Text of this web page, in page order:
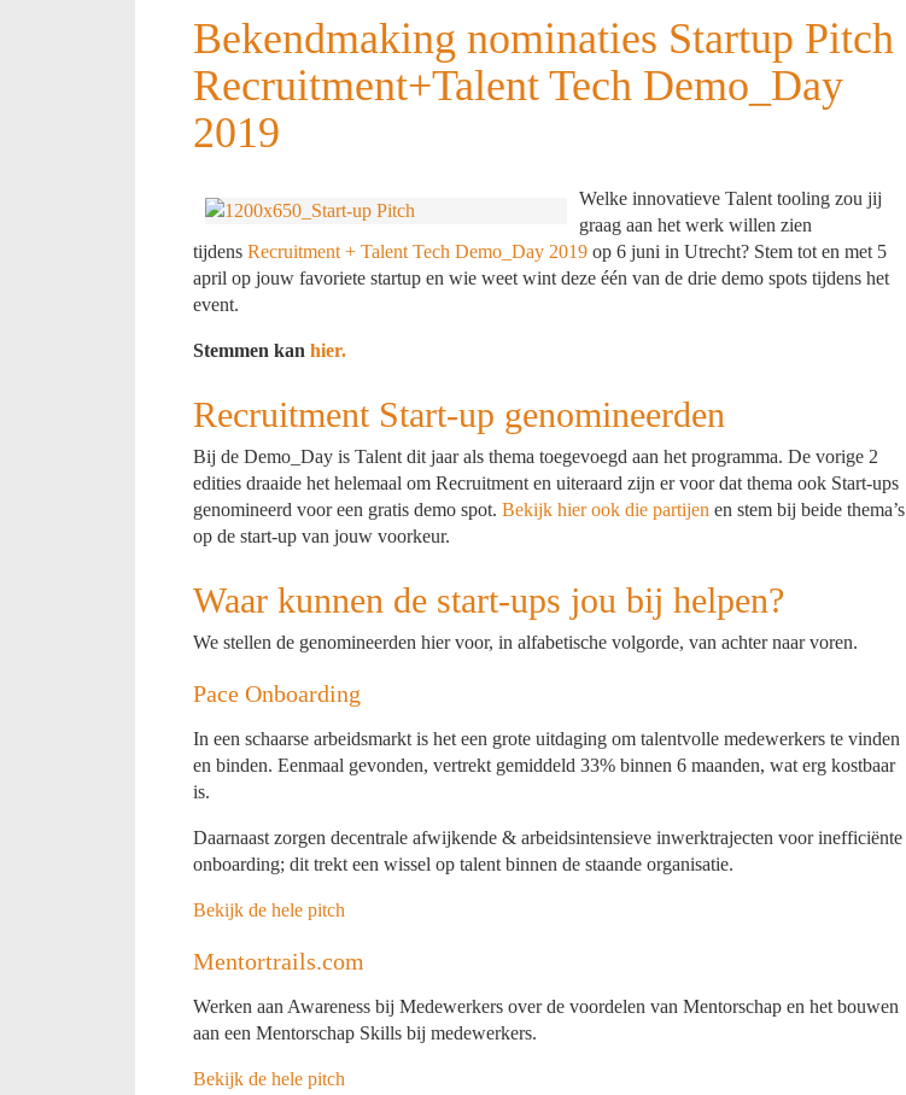
Bekendmaking nominaties Startup Pitch
Recruitment+Talent Tech Demo_Day
2019
Welke innovatieve Talent tooling zou jij
graag aan het werk willen zien
tijdens Recruitment + Talent Tech Demo_Day 2019 op 6 juni in Utrecht? Stem tot en met 5
april op jouw favoriete startup en wie weet wint deze één van de drie demo spots tijdens het
event.
Stemmen kan hier.
Recruitment Start-up genomineerden
Bij de Demo_Day is Talent dit jaar als thema toegevoegd aan het programma. De vorige 2
edities draaide het helemaal om Recruitment en uiteraard zijn er voor dat thema ook Start-ups
genomineerd voor een gratis demo spot. Bekijk hier ook die partijen en stem bij beide thema’s
op de start-up van jouw voorkeur.
Waar kunnen de start-ups jou bij helpen?
We stellen de genomineerden hier voor, in alfabetische volgorde, van achter naar voren.
Pace Onboarding
In een schaarse arbeidsmarkt is het een grote uitdaging om talentvolle medewerkers te vinden
en binden. Eenmaal gevonden, vertrekt gemiddeld 33% binnen 6 maanden, wat erg kostbaar
is.
Daarnaast zorgen decentrale afwijkende & arbeidsintensieve inwerktrajecten voor inefficiënte
onboarding; dit trekt een wissel op talent binnen de staande organisatie.
Bekijk de hele pitch
Mentortrails.com
Werken aan Awareness bij Medewerkers over de voordelen van Mentorschap en het bouwen
aan een Mentorschap Skills bij medewerkers.
Bekijk de hele pitch